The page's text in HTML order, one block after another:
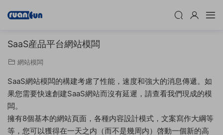
SaaS産品平台網站模闆
網站模闆
SaaS網站模闆的構建考慮了性能，速度和強大的消息傳遞。如
果您需要快速創建SaaS網站而沒有延遲，請查看我們現成的模
闆。
擁有8個基本的網站頁面，各種内容設計模式，文案寫作大綱等
等，您可以獲得在一天之内（而不是幾周内）啓動一個新的高